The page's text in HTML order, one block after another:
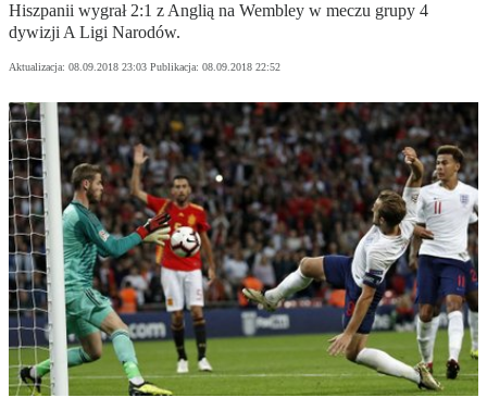
Hiszpanii wygrał 2:1 z Anglią na Wembley w meczu grupy 4
dywizji A Ligi Narodów.
Aktualizacja: 08.09.2018 23:03 Publikacja: 08.09.2018 22:52